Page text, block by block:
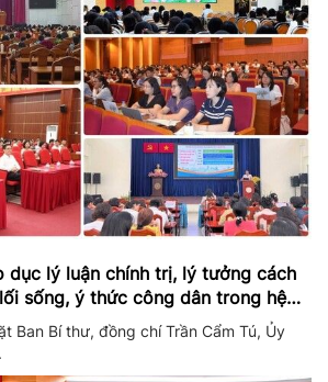
dục lý luận chính trị, lý tưởng cách
sống, ý thức công dân trong hệ
dân
Ban Bí thư, đồng chí Trần Cẩm Tú, Ủy